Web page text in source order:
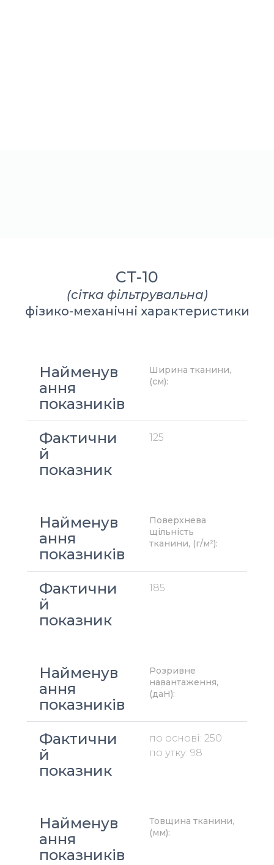
СТ-10
(сітка фільтрувальна)
фізико-механічні характеристики
Найменув
ання
показників
Ширина тканини,
(см):
Фактични
й
показник
125
Найменув
ання
показників
Поверхнева
щільність
тканини, (г/м²):
Фактични
й
показник
185
Найменув
ання
показників
Розривне
навантаження,
(даН):
Фактични
й
показник
по основі: 250
по утку: 98
Найменув
ання
показників
Товщина тканини,
(мм):